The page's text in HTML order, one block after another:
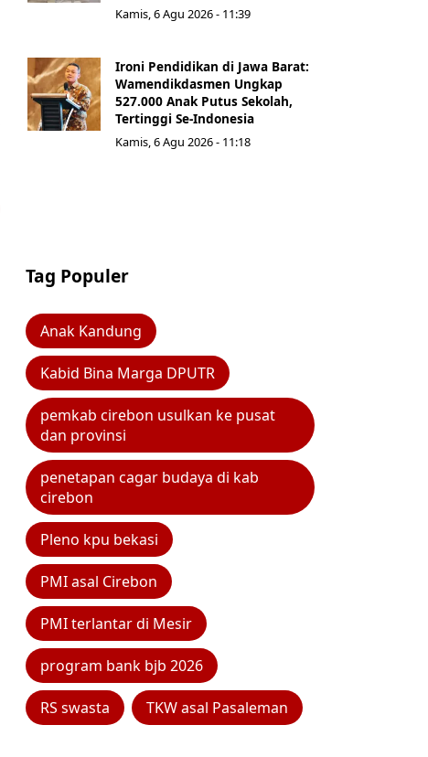
Kamis, 6 Agu 2026 - 11:39
Ironi Pendidikan di Jawa Barat:
Wamendikdasmen Ungkap
527.000 Anak Putus Sekolah,
Tertinggi Se-Indonesia
Kamis, 6 Agu 2026 - 11:18
Tag Populer
Anak Kandung
Kabid Bina Marga DPUTR
pemkab cirebon usulkan ke pusat
dan provinsi
penetapan cagar budaya di kab
cirebon
Pleno kpu bekasi
PMI asal Cirebon
PMI terlantar di Mesir
program bank bjb 2026
RS swasta TKW asal Pasaleman